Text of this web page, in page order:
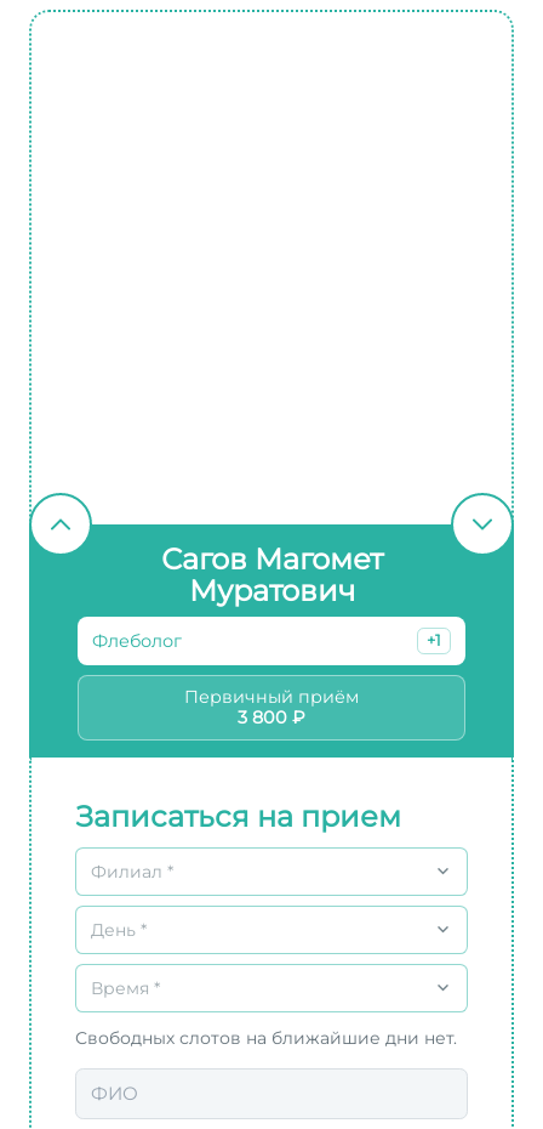
Сагов Магомет
Муратович
Флеболог +1
Первичный приём
3 800 ₽
Записаться на прием
Филиал *
День *
Время *
Свободных слотов на ближайшие дни нет.